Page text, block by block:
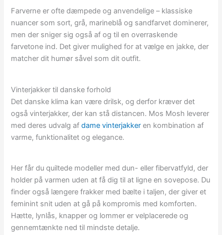
Farverne er ofte dæmpede og anvendelige – klassiske
nuancer som sort, grå, marineblå og sandfarvet dominerer,
men der sniger sig også af og til en overraskende
farvetone ind. Det giver mulighed for at vælge en jakke, der
matcher dit humør såvel som dit outfit.
Vinterjakker til danske forhold
Det danske klima kan være drilsk, og derfor kræver det
også vinterjakker, der kan stå distancen. Mos Mosh leverer
med deres udvalg afdame vinterjakker en kombination af
varme, funktionalitet og elegance.
Her får du quiltede modeller med dun- eller fibervatfyld, der
holder på varmen uden at få dig til at ligne en sovepose. Du
finder også længere frakker med bælte i taljen, der giver et
feminint snit uden at gå på kompromis med komforten.
Hætte, lynlås, knapper og lommer er velplacerede og
gennemtænkte ned til mindste detalje.